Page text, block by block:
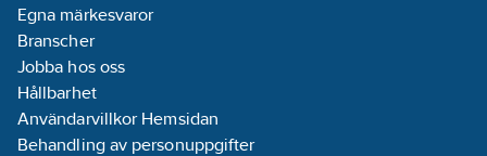
Egna märkesvaror
Branscher
Jobba hos oss
Hållbarhet
Användarvillkor Hemsidan
Behandling av personuppgifter